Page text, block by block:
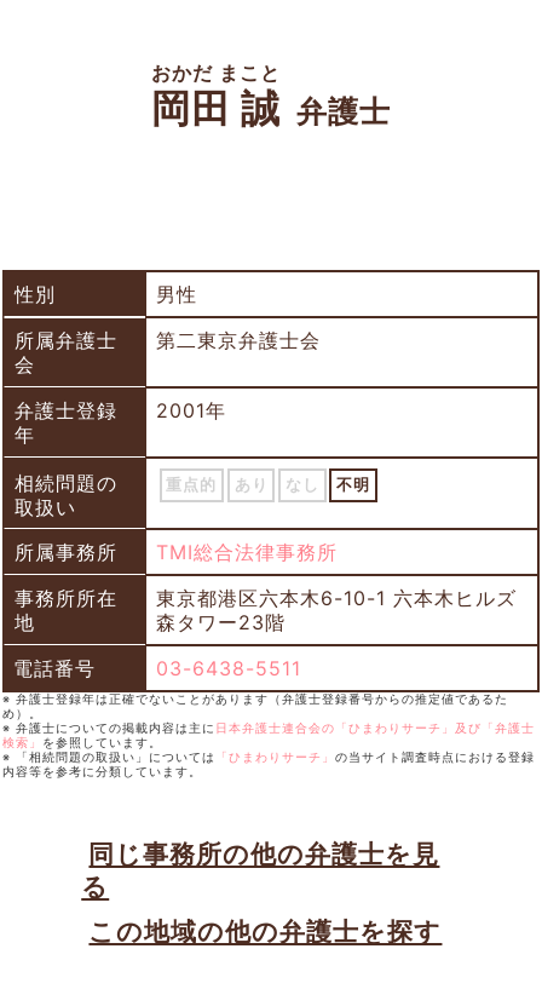
岡田 誠
おかだ まこと
弁護士
性別
男性
所属弁護士
会
第二東京弁護士会
弁護士登録
年
2001年
相続問題の
取扱い
重点的 あり なし 不明
所属事務所
TMI総合法律事務所
事務所所在
地
東京都港区六本木6-10-1 六本木ヒルズ
森タワー23階
電話番号
03-6438-5511
※ 弁護士登録年は正確でないことがあります（弁護士登録番号からの推定値であるた
め）。
※ 弁護士についての掲載内容は主に 日本弁護士連合会の「ひまわりサーチ」及び「弁護士
検索」 を参照しています。
※ 「相続問題の取扱い」については
「ひまわりサーチ」 の当サイト調査時点における登録
内容等を参考に分類しています。
同じ事務所の他の弁護士を見
る
この地域の他の弁護士を探す